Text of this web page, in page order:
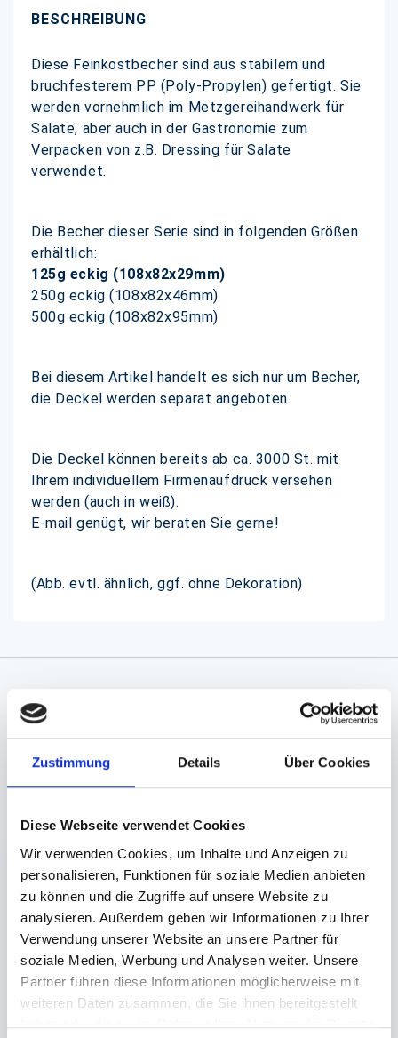
Zustimmung Details Über Cookies
Diese Webseite verwendet Cookies
Wir verwenden Cookies, um Inhalte und Anzeigen zu
personalisieren, Funktionen für soziale Medien anbieten
zu können und die Zugriffe auf unsere Website zu
analysieren. Außerdem geben wir Informationen zu Ihrer
Verwendung unserer Website an unsere Partner für
soziale Medien, Werbung und Analysen weiter. Unsere
Partner führen diese Informationen möglicherweise mit
weiteren Daten zusammen, die Sie ihnen bereitgestellt
BESCHREIBUNG
Diese Feinkostbecher sind aus stabilem und
bruchfesterem PP (Poly-Propylen) gefertigt. Sie
werden vornehmlich im Metzgereihandwerk für
Salate, aber auch in der Gastronomie zum
Verpacken von z.B. Dressing für Salate
verwendet.
Die Becher dieser Serie sind in folgenden Größen
erhältlich:
125g eckig (108x82x29mm)
250g eckig (108x82x46mm)
500g eckig (108x82x95mm)
Bei diesem Artikel handelt es sich nur um Becher,
die Deckel werden separat angeboten.
Die Deckel können bereits ab ca. 3000 St. mit
Ihrem individuellem Firmenaufdruck versehen
werden (auch in weiß).
E-mail genügt, wir beraten Sie gerne!
(Abb. evtl. ähnlich, ggf. ohne Dekoration)
Angaben zur Informationspflichten der GPSR
Produktsicherheitsverordnung:
packpack.de GmbH, Am
Feinkostbecher